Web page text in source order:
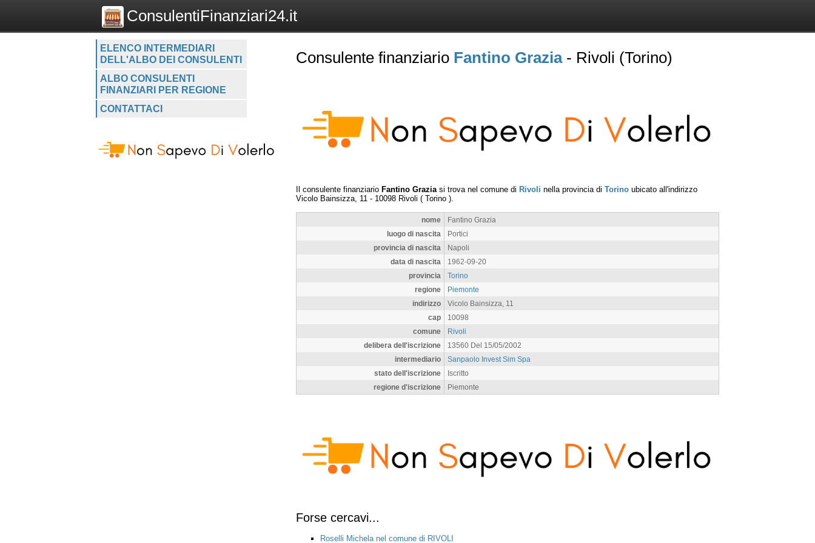
ConsulentiFinanziari24.it
ELENCO INTERMEDIARI
DELL'ALBO DEI CONSULENTI
ALBO CONSULENTI
FINANZIARI PER REGIONE
CONTATTACI
Consulente finanziario Fantino Grazia- Rivoli (Torino)
Il consulente finanziario Fantino Grazia si trova nel comune di Rivoli nella provincia di Torino ubicato all'indirizzo
Vicolo Bainsizza, 11 - 10098 Rivoli ( Torino ).
nome
Fantino Grazia
luogo di nascita
Portici
provincia di nascita
Napoli
data di nascita
1962-09-20
provincia
Torino
regione
Piemonte
indirizzo
Vicolo Bainsizza, 11
cap
10098
comune
Rivoli
delibera dell'iscrizione
13560 Del 15/05/2002
intermediario
Sanpaolo Invest Sim Spa
stato dell'iscrizione
Iscritto
regione d'iscrizione
Piemonte
Forse cercavi...
Roselli Michela nel comune di RIVOLI